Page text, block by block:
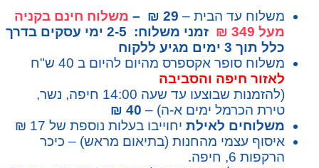
משלוח עד הבית – 29 ₪ –
משלוח חינם בקניה
מעל 349 ₪
זמני משלוח: 2-5 ימי עסקים בדרך
כלל תוך 3 ימים מגיע ללקוח
משלוח סופר אקספרס מהיום להיום ב 40 ש"ח
לאזור חיפה והסביבה
(להזמנות שבוצעו עד שעה 14:00 חיפה, נשר,
טירת הכרמל ימים א-ה) – 40 ₪
משלוחים לאילתיחוייבו בעלות נוספת של 17 ₪
איסוף עצמי מהחנות (בתיאום מראש) – כיכר
הרקפות 6, חיפה.